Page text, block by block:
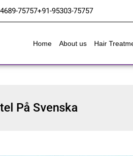
75757+91-95303-75757
Home About us Hair
På Svenska